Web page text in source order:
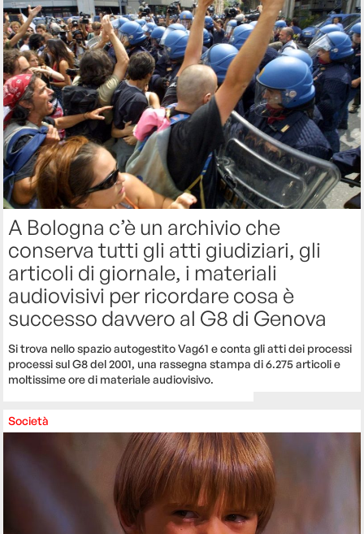
A Bologna c’è un archivio che
conserva tutti gli atti giudiziari, gli
articoli di giornale, i materiali
audiovisivi per ricordare cosa è
successo davvero al G8 di Genova
Si trova nello spazio autogestito Vag61 e conta gli atti dei processi
processi sul G8 del 2001, una rassegna stampa di 6.275 articoli e
moltissime ore di materiale audiovisivo.
Società